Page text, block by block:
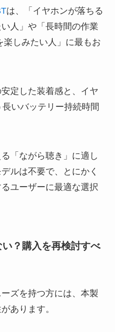
は、「イヤホンが落ちる
人」や「長時間の作業
しみたい人」に最もお
定した装着感と、イヤ
いバッテリー持続時間
「ながら聴き」に適し
ルは不要で、とにかく
ユーザーに最適な選択
？購入を再検討すべ
ズを持つ方には、本製
あります。